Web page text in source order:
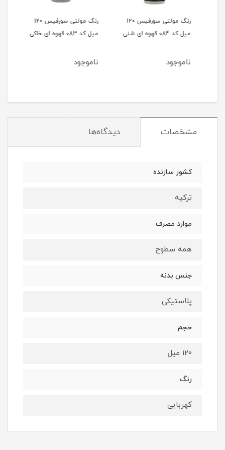
رنگ مولتی سورفیس 120
میل کد 084 قهوه ای شنی
ناموجود
رنگ مولتی سورفیس 120
میل کد 083 قهوه ای خاکی
ناموجود
مشخصات دیدگاه‌ها
کشور سازنده
ترکیه
موارد مصرف
همه سطوح
جنس بدنه
پلاستیکی
حجم
120 میل
رنگ
کهربایی